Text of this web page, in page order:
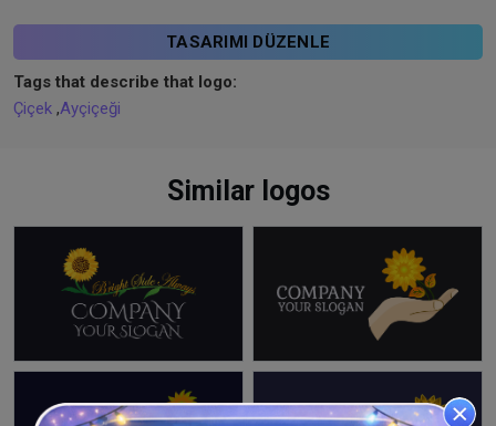
TASARIMI DÜZENLE
Tags that describe that logo:
Çiçek ,Ayçiçeği
Similar logos